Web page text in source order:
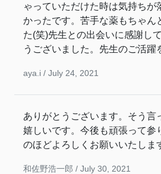
ゃっていただけた時は気持ちが
かったです。苦手な薬もちゃん
た(笑)先生との出会いに感謝し
うございました。先生のご活躍
aya.i / July 24, 2021
ありがとうございます。そう言
嬉しいです。今後も頑張って参
のほどよろしくお願いいたしま
和佐野浩一郎 / July 30, 2021